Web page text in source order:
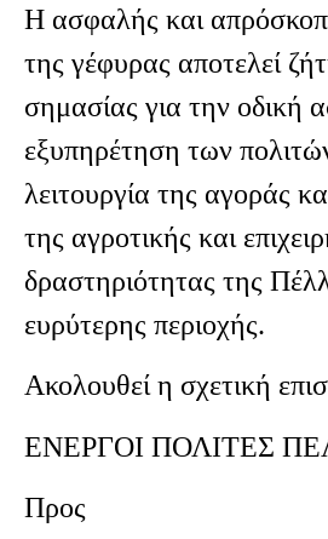
Η ασφαλής και
της γέφυρας αποτελεί
σημασίας για την οδική
εξυπηρέτηση των
λειτουργία της αγοράς
της αγροτικής και
δραστηριότητας της
ευρύτερης περιοχής.
Ακολουθεί η σχετική
ΕΝΕΡΓΟΙ ΠΟΛΙΤΕΣ
Προς